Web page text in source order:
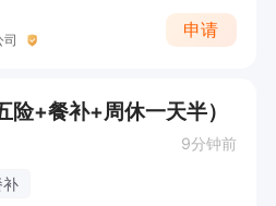
申请
险+餐补+周休一天半）
9分钟前
补